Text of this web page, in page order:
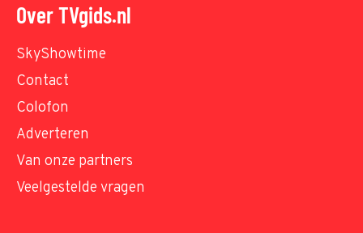
Over TVgids.nl
SkyShowtime
Contact
Colofon
Adverteren
Van onze partners
Veelgestelde vragen